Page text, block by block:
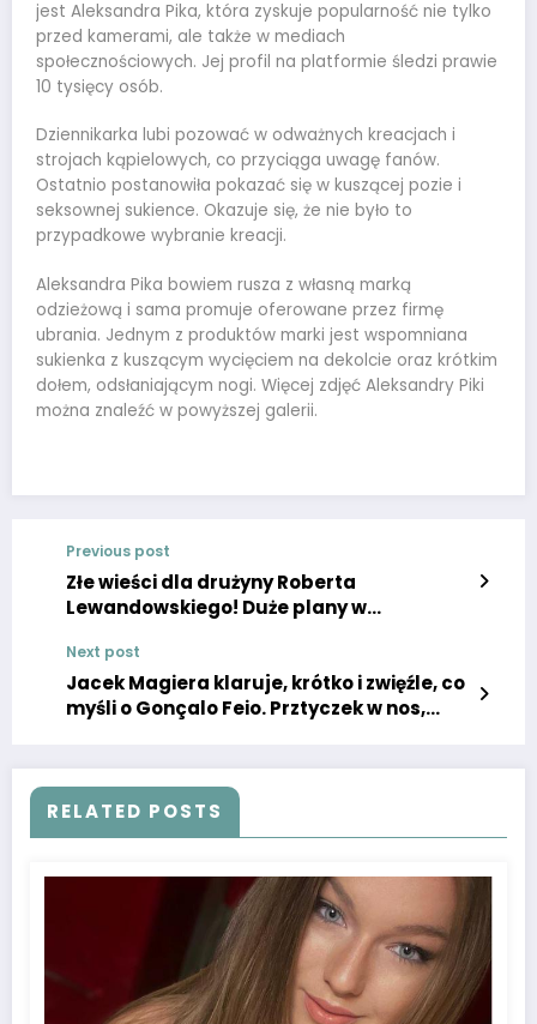
jest Aleksandra Pika, która zyskuje popularność nie tylko
przed kamerami, ale także w mediach
społecznościowych. Jej profil na platformie śledzi prawie
10 tysięcy osób.
Dziennikarka lubi pozować w odważnych kreacjach i
strojach kąpielowych, co przyciąga uwagę fanów.
Ostatnio postanowiła pokazać się w kuszącej pozie i
seksownej sukience. Okazuje się, że nie było to
przypadkowe wybranie kreacji.
Aleksandra Pika bowiem rusza z własną marką
odzieżową i sama promuje oferowane przez firmę
ubrania. Jednym z produktów marki jest wspomniana
sukienka z kuszącym wycięciem na dekolcie oraz krótkim
dołem, odsłaniającym nogi. Więcej zdjęć Aleksandry Piki
można znaleźć w powyższej galerii.
Previous post
Złe wieści dla drużyny Roberta
Lewandowskiego! Duże plany w
upływa
Next post
Jacek Magiera klaruje, krótko i zwięźle, co
myśli o Gonçalo Feio. Prztyczek w nos,
RELATED POSTS